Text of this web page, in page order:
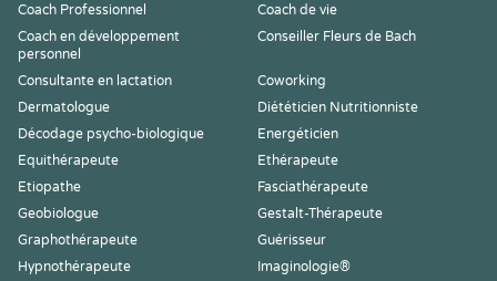
Coach Professionnel
Coach de vie
Coach en développement
personnel
Conseiller Fleurs de Bach
Consultante en lactation
Coworking
Dermatologue
Diététicien Nutritionniste
Décodage psycho-biologique
Energéticien
Equithérapeute
Ethérapeute
Etiopathe
Fasciathérapeute
Geobiologue
Gestalt-Thérapeute
Graphothérapeute
Guérisseur
Hypnothérapeute
Imaginologie®